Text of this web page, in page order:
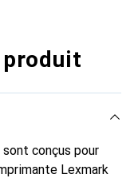
conçus pour
Lexmark